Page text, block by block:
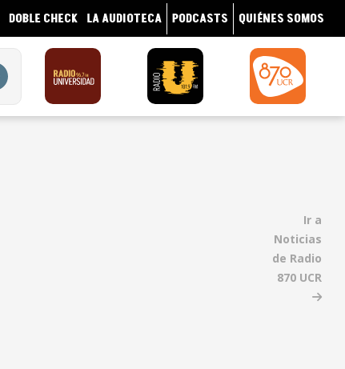
DOBLE CHECK LA AUDIOTECA PODCASTS QUIÉNES SOMOS
Ir a
Noticias
de Radio
870 UCR